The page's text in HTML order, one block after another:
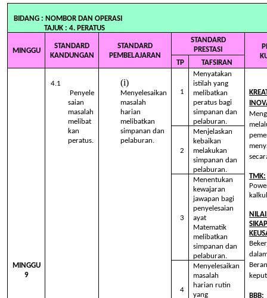
BIDANG : NOMBOR DAN
TAJUK : 4. PERATUS
MINGGU
STANDARD
KANDUNGAN
STANDARD
PEMBELAJARAN
STANDARD
PRESTASI
TP
TAFSIRAN
MINGGU
9
4.1
Penyele
saian
masalah
melibat
kan
peratus.
Menyelesaikan
masalah
harian
melibatkan
simpanan dan
pelaburan.
1
Menyatakan
istilah yang
melibatkan
peratus bagi
simpanan dan
pelaburan.
TMK:
BBB:
2
Menjelaskan
kebaikan
melakukan
simpanan dan
pelaburan.
3
Menentukan
kewajaran
jawapan bagi
penyelesaian
ayat
Matematik
melibatkan
simpanan dan
pelaburan.
4
Menyelesaikan
masalah
harian rutin
yang